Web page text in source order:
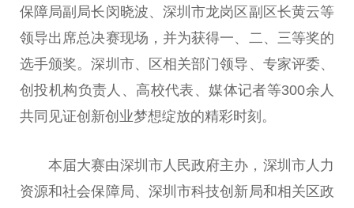
保障局副局长闵晓波、深圳市龙岗区副区长黄云等
领导出席总决赛现场，并为获得一、二、三等奖的
选手颁奖。深圳市、区相关部门领导、专家评委、
创投机构负责人、高校代表、媒体记者等300余人
共同见证创新创业梦想绽放的精彩时刻。
本届大赛由深圳市人民政府主办，深圳市人力
资源和社会保障局、深圳市科技创新局和相关区政